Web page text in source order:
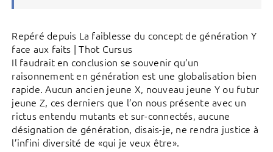
Repéré depuis La faiblesse du concept de génération Y
face aux faits | Thot Cursus
Il faudrait en conclusion se souvenir qu’un
raisonnement en génération est une globalisation bien
rapide. Aucun ancien jeune X, nouveau jeune Y ou futur
jeune Z, ces derniers que l’on nous présente avec un
rictus entendu mutants et sur-connectés, aucune
désignation de génération, disais-je, ne rendra justice à
l’infini diversité de «qui je veux être».